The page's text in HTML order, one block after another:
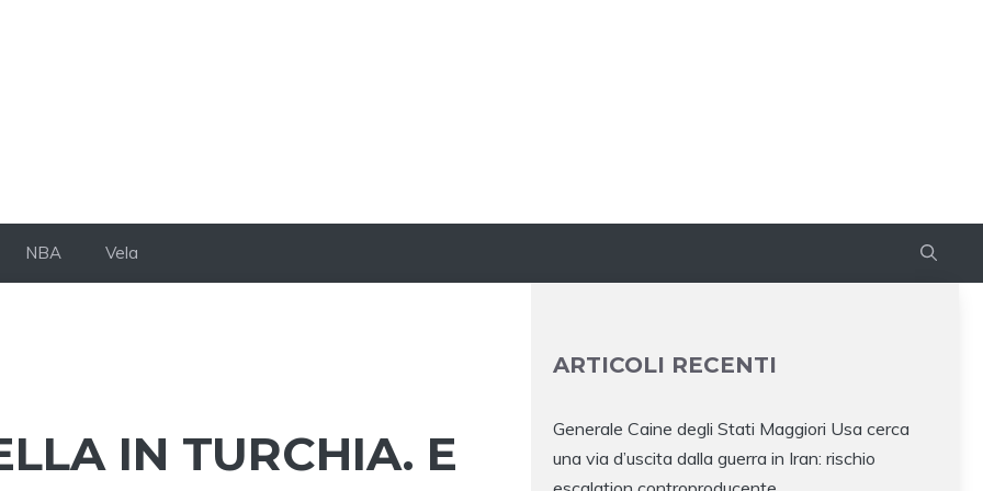
NBA Vela
IN TURCHIA. E
ARTICOLI RECENTI
Generale Caine degli Stati Maggiori Usa cerca
una via d’uscita dalla guerra in Iran: rischio